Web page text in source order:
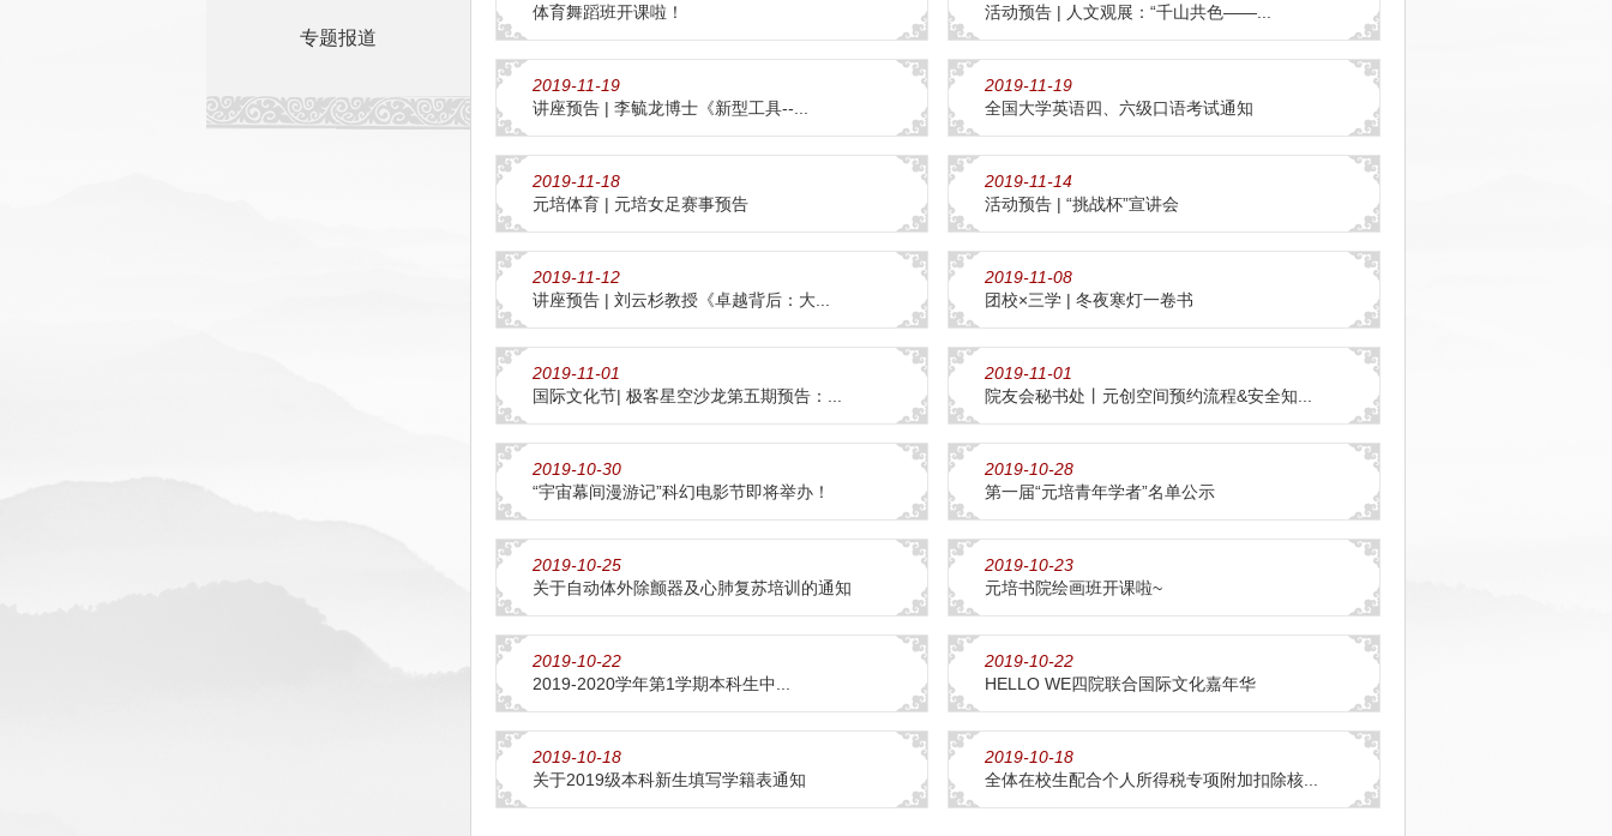
专题报道
体育舞蹈班开课啦！
活动预告 | 人文观展：“千山共色——...
2019-11-19
讲座预告 | 李毓龙博士《新型工具--...
2019-11-19
全国大学英语四、六级口语考试通知
2019-11-18
元培体育 | 元培女足赛事预告
2019-11-14
活动预告 | “挑战杯”宣讲会
2019-11-12
讲座预告 | 刘云杉教授《卓越背后：大...
2019-11-08
团校×三学 | 冬夜寒灯一卷书
2019-11-01
国际文化节| 极客星空沙龙第五期预告：...
2019-11-01
院友会秘书处丨元创空间预约流程&安全知...
2019-10-30
“宇宙幕间漫游记”科幻电影节即将举办！
2019-10-28
第一届“元培青年学者”名单公示
2019-10-25
关于自动体外除颤器及心肺复苏培训的通知
2019-10-23
元培书院绘画班开课啦~
2019-10-22
2019-2020学年第1学期本科生中...
2019-10-22
HELLO WE四院联合国际文化嘉年华
2019-10-18
关于2019级本科新生填写学籍表通知
2019-10-18
全体在校生配合个人所得税专项附加扣除核...